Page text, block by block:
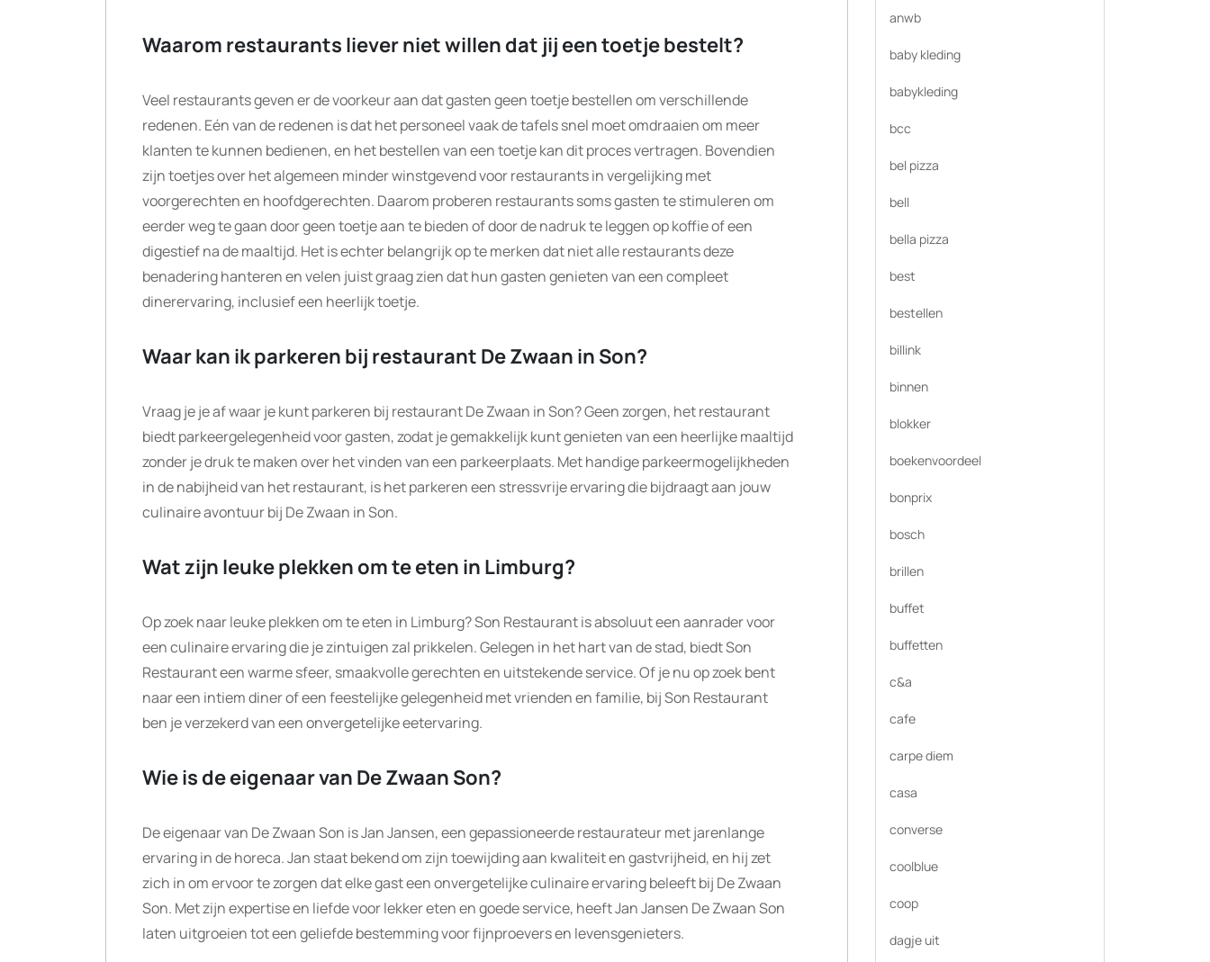
Waarom restaurants liever niet willen dat jij een toetje bestelt?
Veel restaurants geven er de voorkeur aan dat gasten geen toetje bestellen om verschillende
redenen. Eén van de redenen is dat het personeel vaak de tafels snel moet omdraaien om meer
klanten te kunnen bedienen, en het bestellen van een toetje kan dit proces vertragen. Bovendien
zijn toetjes over het algemeen minder winstgevend voor restaurants in vergelijking met
voorgerechten en hoofdgerechten. Daarom proberen restaurants soms gasten te stimuleren om
eerder weg te gaan door geen toetje aan te bieden of door de nadruk te leggen op koffie of een
digestief na de maaltijd. Het is echter belangrijk op te merken dat niet alle restaurants deze
benadering hanteren en velen juist graag zien dat hun gasten genieten van een compleet
dinerervaring, inclusief een heerlijk toetje.
Waar kan ik parkeren bij restaurant De Zwaan in Son?
Vraag je je af waar je kunt parkeren bij restaurant De Zwaan in Son? Geen zorgen, het restaurant
biedt parkeergelegenheid voor gasten, zodat je gemakkelijk kunt genieten van een heerlijke maaltijd
zonder je druk te maken over het vinden van een parkeerplaats. Met handige parkeermogelijkheden
in de nabijheid van het restaurant, is het parkeren een stressvrije ervaring die bijdraagt aan jouw
culinaire avontuur bij De Zwaan in Son.
Wat zijn leuke plekken om te eten in Limburg?
Op zoek naar leuke plekken om te eten in Limburg? Son Restaurant is absoluut een aanrader voor
een culinaire ervaring die je zintuigen zal prikkelen. Gelegen in het hart van de stad, biedt Son
Restaurant een warme sfeer, smaakvolle gerechten en uitstekende service. Of je nu op zoek bent
naar een intiem diner of een feestelijke gelegenheid met vrienden en familie, bij Son Restaurant
ben je verzekerd van een onvergetelijke eetervaring.
Wie is de eigenaar van De Zwaan Son?
De eigenaar van De Zwaan Son is Jan Jansen, een gepassioneerde restaurateur met jarenlange
ervaring in de horeca. Jan staat bekend om zijn toewijding aan kwaliteit en gastvrijheid, en hij zet
zich in om ervoor te zorgen dat elke gast een onvergetelijke culinaire ervaring beleeft bij De Zwaan
Son. Met zijn expertise en liefde voor lekker eten en goede service, heeft Jan Jansen De Zwaan Son
laten uitgroeien tot een geliefde bestemming voor fijnproevers en levensgenieters.
anwb
baby kleding
babykleding
bcc
bel pizza
bell
bella pizza
best
bestellen
billink
binnen
blokker
boekenvoordeel
bonprix
bosch
brillen
buffet
buffetten
c&a
cafe
carpe diem
casa
converse
coolblue
coop
dagje uit